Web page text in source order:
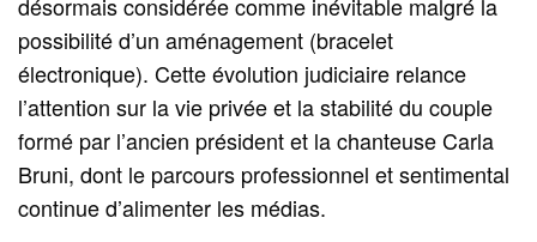
possibilité d’un aménagement (bracelet
électronique). Cette évolution judiciaire relance
l’attention sur la vie privée et la stabilité du couple
formé par l’ancien président et la chanteuse Carla
Bruni, dont le parcours professionnel et sentimental
continue d’alimenter les médias.